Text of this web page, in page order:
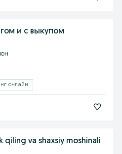
и с выкупом
онлайн
qiling va shaxsiy moshinali